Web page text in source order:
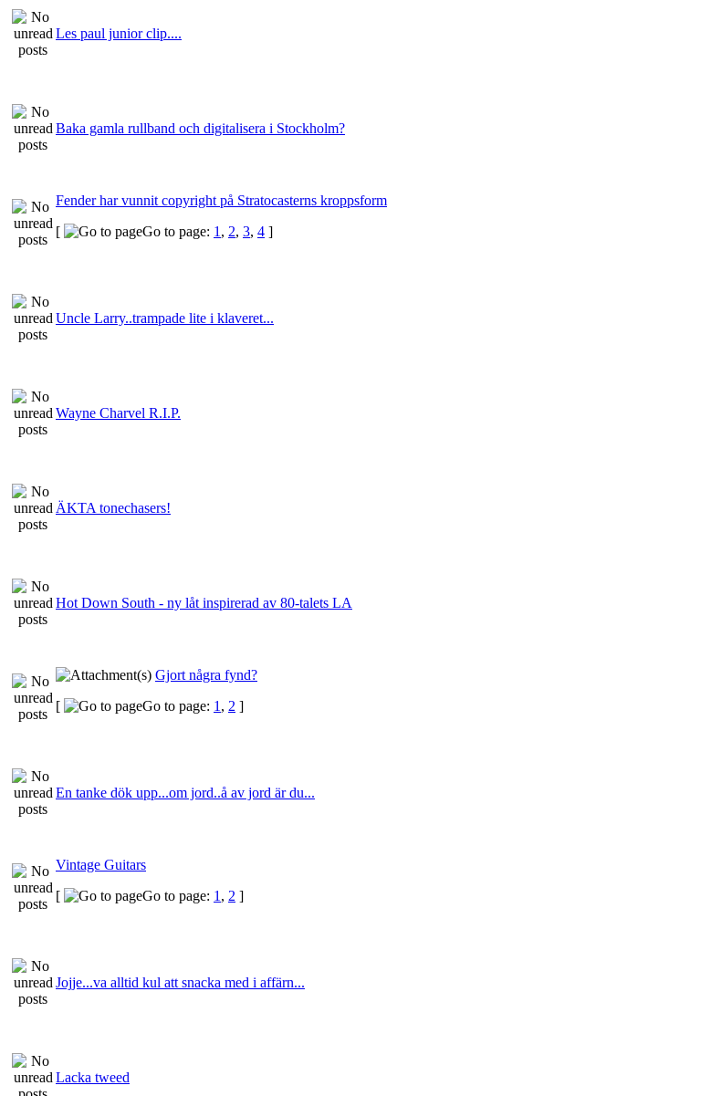
Les paul junior clip....
Baka gamla rullband och digitalisera i Stockholm?
Fender har vunnit copyright på Stratocasterns kroppsform
[
Go to page: 1 , 2, 3, 4 ]
Uncle Larry..trampade lite i klaveret...
Wayne Charvel R.I.P.
ÄKTA tonechasers!
Hot Down South - ny låt inspirerad av 80-talets LA
Gjort några fynd?
[
Go to page: 1 , 2 ]
En tanke dök upp...om jord..å av jord är du...
Vintage Guitars
[
Go to page: 1 , 2 ]
Jojje...va alltid kul att snacka med i affärn...
Lacka tweed